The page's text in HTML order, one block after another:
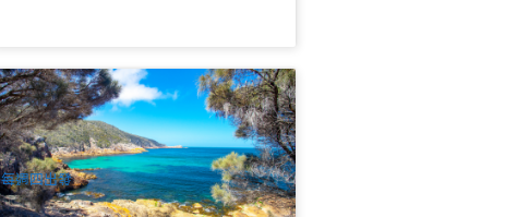
探索塔斯馬尼亞｜酒杯灣一日遊
0 已預訂
TAS06470
每週四出發